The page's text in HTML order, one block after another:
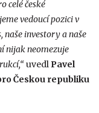
celé české
vedoucí pozici v
naše investory a naše
nijak neomezuje
uvedl Pavel
Českou republiku